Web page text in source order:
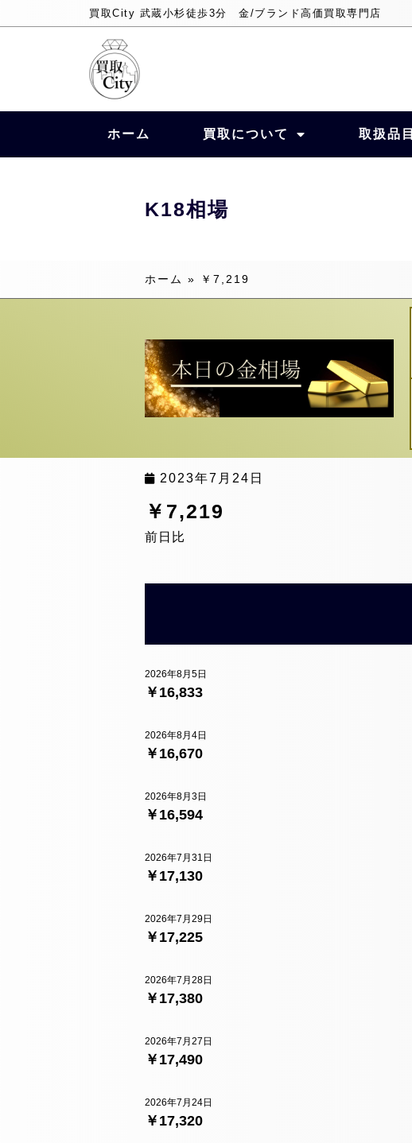
買取City 武蔵小杉徒歩3分 金/ブランド高価買取専門店
ホーム 買取について 取扱品目
K18相場
ホーム » ￥7,219
2023年7月24日
￥7,219
前日比
￥16,833
2026年8月5日
￥16,670
2026年8月4日
￥16,594
2026年8月3日
￥17,130
2026年7月31日
￥17,225
2026年7月29日
￥17,380
2026年7月28日
￥17,490
2026年7月27日
￥17,320
2026年7月24日